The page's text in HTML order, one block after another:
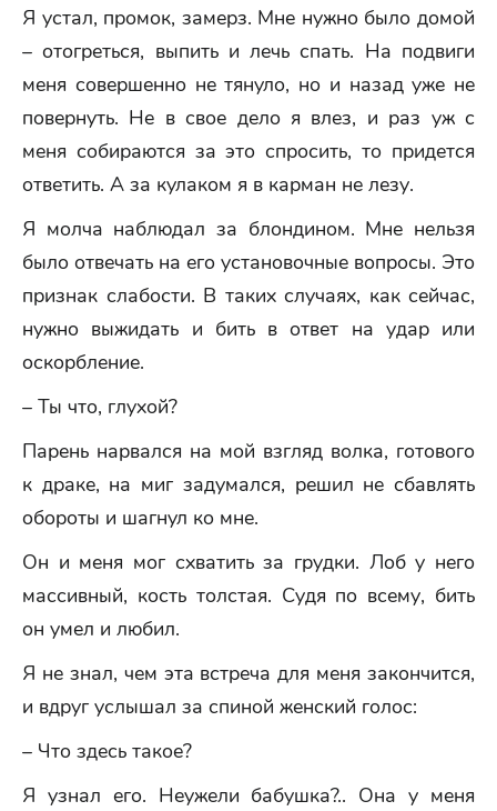
Я устал, промок, замерз. Мне нужно было домой
– отогреться, выпить и лечь спать. На подвиги
меня совершенно не тянуло, но и назад уже не
повернуть. Не в свое дело я влез, и раз уж с
меня собираются за это спросить, то придется
ответить. А за кулаком я в карман не лезу.
Я молча наблюдал за блондином. Мне нельзя
было отвечать на его установочные вопросы. Это
признак слабости. В таких случаях, как сейчас,
нужно выжидать и бить в ответ на удар или
оскорбление.
– Ты что, глухой?
Парень нарвался на мой взгляд волка, готового
к драке, на миг задумался, решил не сбавлять
обороты и шагнул ко мне.
Он и меня мог схватить за грудки. Лоб у него
массивный, кость толстая. Судя по всему, бить
он умел и любил.
Я не знал, чем эта встреча для меня закончится,
и вдруг услышал за спиной женский голос:
– Что здесь такое?
Я узнал его. Неужели бабушка?.. Она у меня